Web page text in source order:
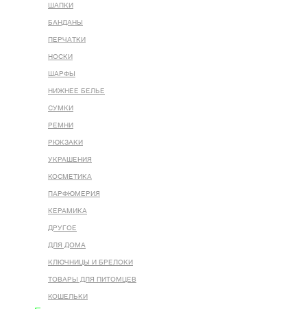
ШАПКИ
БАНДАНЫ
ПЕРЧАТКИ
НОСКИ
ШАРФЫ
НИЖНЕЕ БЕЛЬЕ
СУМКИ
РЕМНИ
РЮКЗАКИ
УКРАШЕНИЯ
КОСМЕТИКА
ПАРФЮМЕРИЯ
КЕРАМИКА
ДРУГОЕ
ДЛЯ ДОМА
КЛЮЧНИЦЫ И БРЕЛОКИ
ТОВАРЫ ДЛЯ ПИТОМЦЕВ
КОШЕЛЬКИ